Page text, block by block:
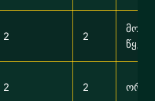
2 2
2 2 ორი